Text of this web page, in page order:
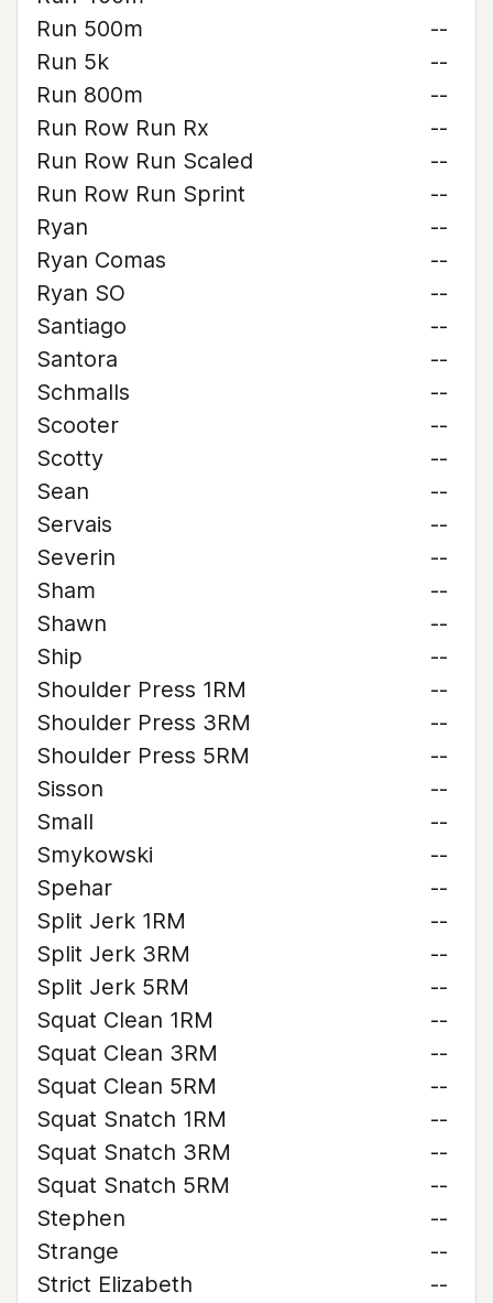
Run 500m
--
Run 5k
--
Run 800m
--
Run Row Run Rx
--
Run Row Run Scaled
--
Run Row Run Sprint
--
Ryan
--
Ryan Comas
--
Ryan SO
--
Santiago
--
Santora
--
Schmalls
--
Scooter
--
Scotty
--
Sean
--
Servais
--
Severin
--
Sham
--
Shawn
--
Ship
--
Shoulder Press 1RM
--
Shoulder Press 3RM
--
Shoulder Press 5RM
--
Sisson
--
Small
--
Smykowski
--
Spehar
--
Split Jerk 1RM
--
Split Jerk 3RM
--
Split Jerk 5RM
--
Squat Clean 1RM
--
Squat Clean 3RM
--
Squat Clean 5RM
--
Squat Snatch 1RM
--
Squat Snatch 3RM
--
Squat Snatch 5RM
--
Stephen
--
Strange
--
Strict Elizabeth
--